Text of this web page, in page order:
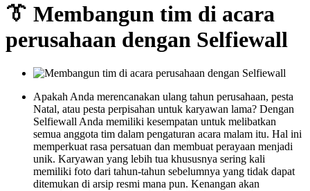
👔 Membangun tim di acara
perusahaan dengan Selfiewall
Apakah Anda merencanakan ulang tahun perusahaan, pesta
Natal, atau pesta perpisahan untuk karyawan lama? Dengan
Selfiewall Anda memiliki kesempatan untuk melibatkan
semua anggota tim dalam pengaturan acara malam itu. Hal ini
memperkuat rasa persatuan dan membuat perayaan menjadi
unik. Karyawan yang lebih tua khususnya sering kali
memiliki foto dari tahun-tahun sebelumnya yang tidak dapat
ditemukan di arsip resmi mana pun. Kenangan akan